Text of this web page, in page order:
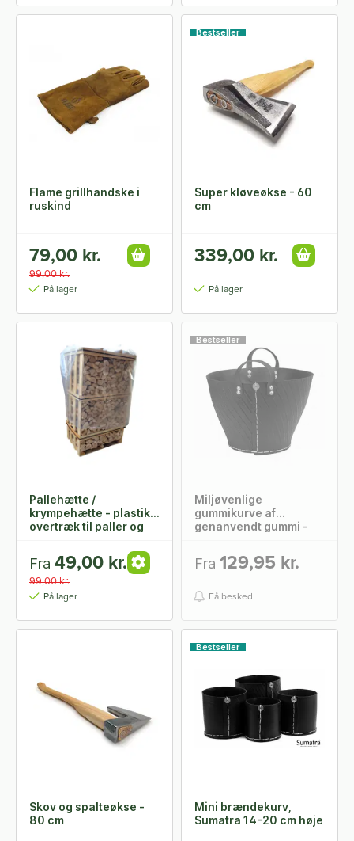
Flame grillhandske i
ruskind
79,00 kr.
99,00 kr.
På lager
Bestseller
Super kløveøkse - 60
cm
339,00 kr.
På lager
Pallehætte /
krympehætte - plastik
overtræk til paller og
Fra 49,00 kr.
99,00 kr.
På lager
Bestseller
Miljøvenlige
gummikurve af
genanvendt gummi -
Fra 129,95 kr.
Få besked
Skov og spalteøkse -
80 cm
Bestseller
Mini brændekurv,
Sumatra 14-20 cm høje